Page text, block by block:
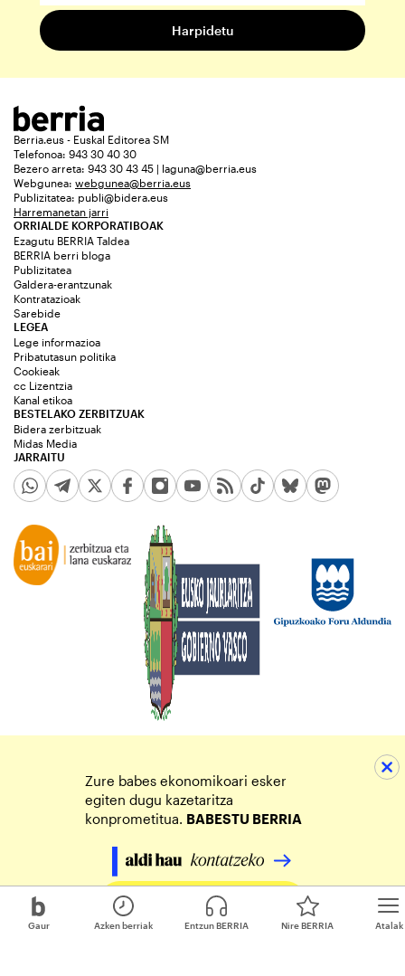
Gaur Atalak
Azken berriak Entzun BERRIA Nire BERRIA
Berria.eus - Euskal Editorea SM
Telefonoa: 943 30 40 30
Bezero arreta: 943 30 43 45 | laguna@berria.eus
Webgunea: webgunea@berria.eus
Publizitatea: publi@bidera.eus
Harremanetan jarri
ORRIALDE KORPORATIBOAK
Ezagutu BERRIA Taldea
BERRIA berri bloga
Publizitatea
Galdera-erantzunak
Kontratazioak
Sarebide
JARRAITU
LEGEA
Lege informazioa
Pribatutasun politika
Cookieak
cc Lizentzia
Kanal etikoa
BESTELAKO ZERBITZUAK
Bidera zerbitzuak
Midas Media
Zure babes ekonomikoari esker
egiten dugu kazetaritza
konprometitua. BABESTU BERRIA
Egin zure ekarpena